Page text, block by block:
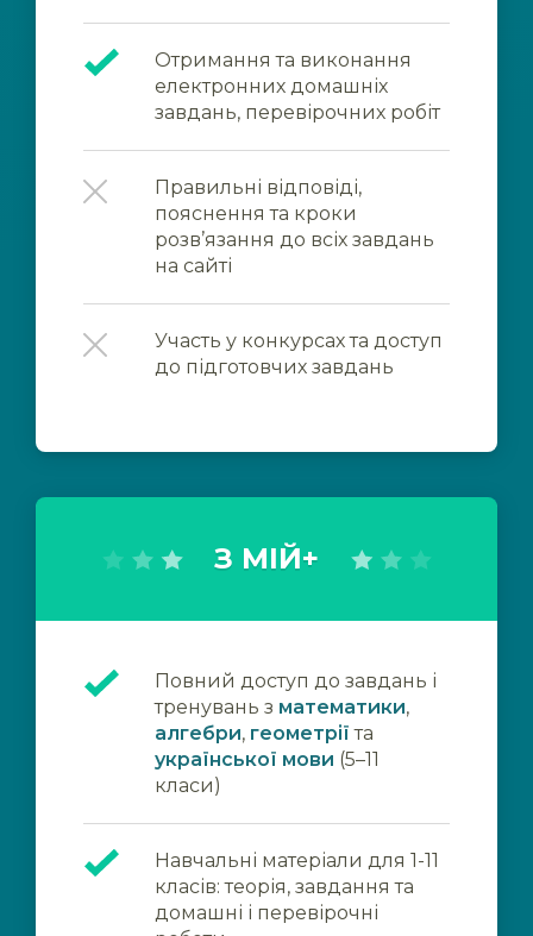
Отримання та виконання
електронних домашніх
завдань, перевірочних робіт
Правильні відповіді,
пояснення та кроки
розв’язання до всіх завдань
на сайті
Участь у конкурсах та доступ
до підготовчих завдань
З МІЙ+
Повний доступ до завдань і
тренувань з математики,
алгебри, геометрії та
української мови (5–11
класи)
Навчальні матеріали для 1-11
класів: теорія, завдання та
домашні і перевірочні